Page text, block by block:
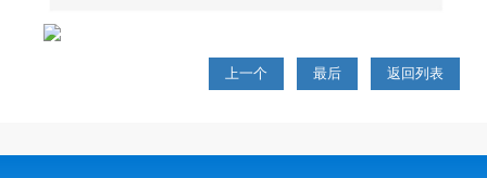
上一个 最后 返回列表